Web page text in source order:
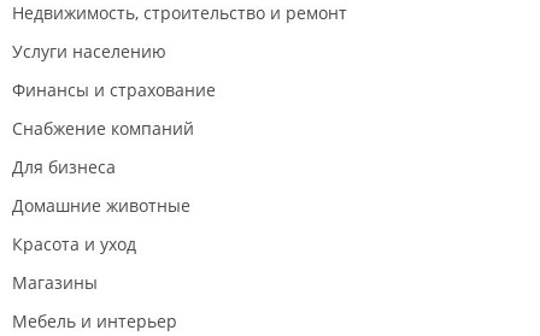
Комплексное тестирование;
Бесплатный домен в зоне RU. РФ.;
Компетенция партнера "1С-Битрикс" - Хостинг PHP;
Награда "Лидер продаж 1С-Битрикс в
Награда "TOP-10 конкурса Лидер продаж 1С-Битрикс";
Награда "2 место в конкурсе Лидер продаж решений
Недвижимость, строительство и ремонт
Услуги населению
Финансы и страхование
Снабжение компаний
Для бизнеса
Домашние животные
Красота и уход
Магазины
Мебель и интерьер